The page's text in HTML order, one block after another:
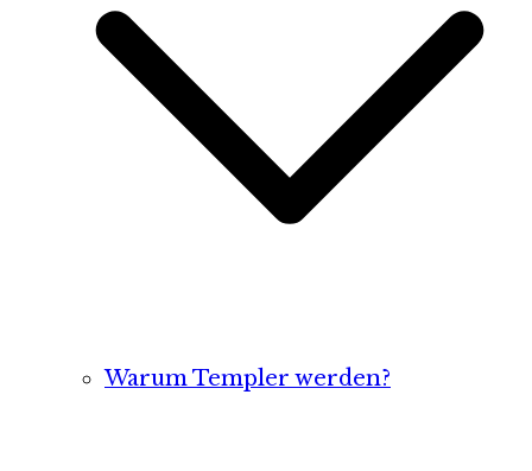
Warum Templer werden?